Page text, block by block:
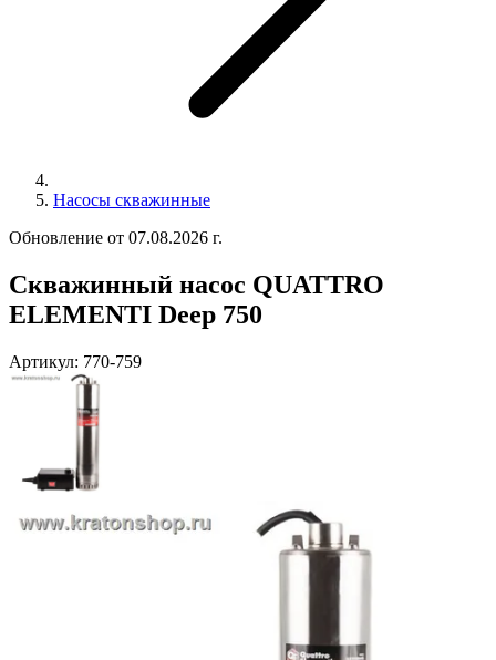
Насосы скважинные
Обновление от 07.08.2026 г.
Скважинный насос QUATTRO
ELEMENTI Deep 750
Артикул: 770-759